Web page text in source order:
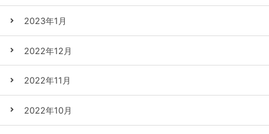
2023年1月
2022年12月
2022年11月
2022年10月